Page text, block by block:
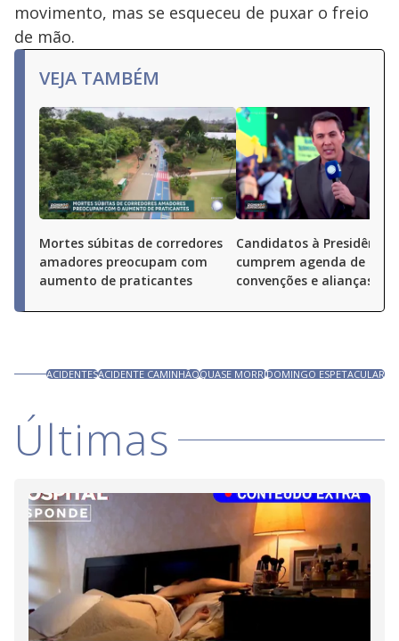
movimento, mas se esqueceu de puxar o freio
de mão.
VEJA TAMBÉM
Mortes súbitas de corredores
amadores preocupam com
aumento de praticantes
Candidatos à Presidência
cumprem agenda de
convenções e alianças
ACIDENTESACIDENTE CAMINHÃOQUASE MORRIDOMINGO ESPETACULAR
Últimas